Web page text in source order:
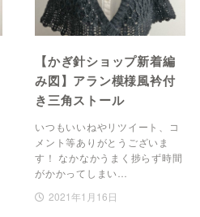
【かぎ針ショップ新着編
み図】アラン模様風衿付
き三角ストール
いつもいいねやリツイート、コ
メント等ありがとうございま
す！ なかなかうまく捗らず時間
がかかってしまい…
2021年1月16日